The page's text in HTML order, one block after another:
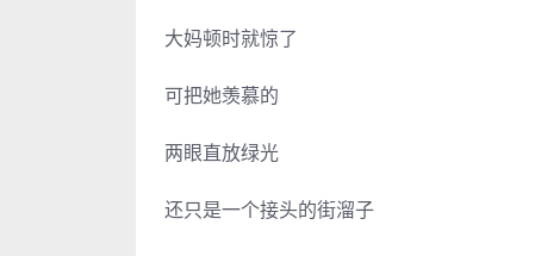
大妈顿时就惊了
可把她羡慕的
两眼直放绿光
还只是一个接头的街溜子